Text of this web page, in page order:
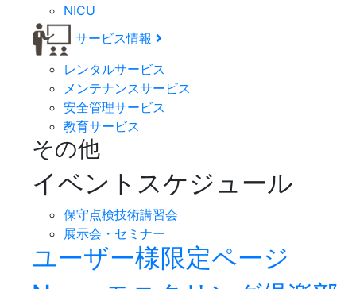
NICU
サービス情報
レンタルサービス
メンテナンスサービス
安全管理サービス
教育サービス
その他
イベントスケジュール
保守点検技術講習会
展示会・セミナー
ユーザー様限定ページ